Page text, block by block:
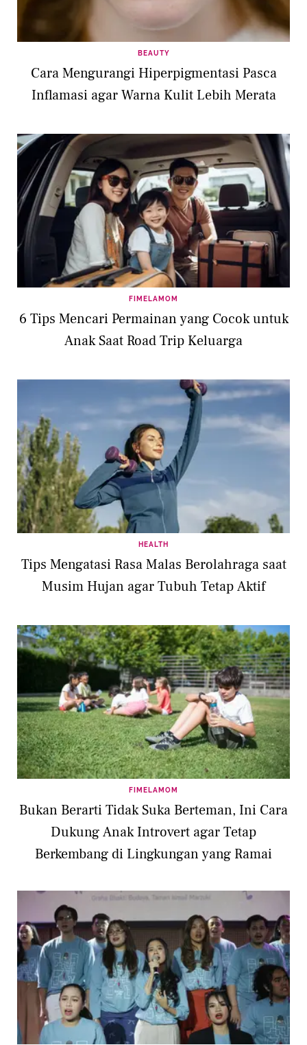
BEAUTY
Cara Mengurangi Hiperpigmentasi Pasca
Inflamasi agar Warna Kulit Lebih Merata
FIMELAMOM
6 Tips Mencari Permainan yang Cocok untuk
Anak Saat Road Trip Keluarga
HEALTH
Tips Mengatasi Rasa Malas Berolahraga saat
Musim Hujan agar Tubuh Tetap Aktif
FIMELAMOM
Bukan Berarti Tidak Suka Berteman, Ini Cara
Dukung Anak Introvert agar Tetap
Berkembang di Lingkungan yang Ramai